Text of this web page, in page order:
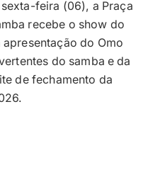
feira (06), a Praça
recebe o show do
do Omo
do samba e da
de fechamento da